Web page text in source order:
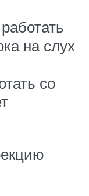
на слух
со